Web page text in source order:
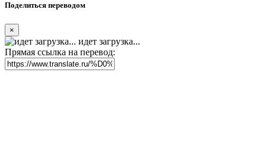
Поделиться переводом
×
идет загрузка...
Прямая ссылка на перевод: